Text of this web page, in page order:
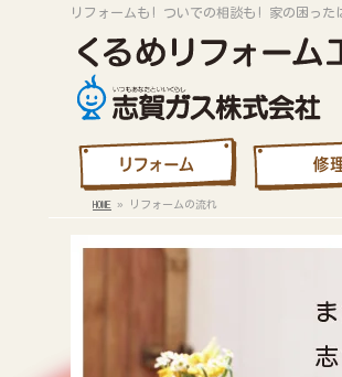
リフォームも! ついでの相談も! 家の困った
HOME » リフォームの流れ